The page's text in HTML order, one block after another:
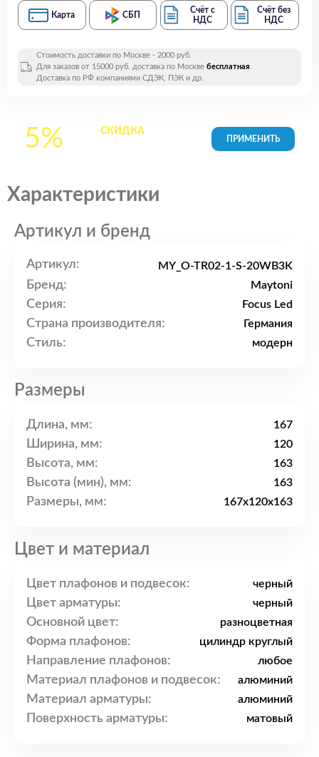
Карта СБП
Счёт с
НДС
Счёт без
НДС
Стоимость доставки по Москве - 2000 руб.
Для заказов от 15000 руб. доставка по Москве бесплатная.
Доставка по РФ компаниями СДЭК, ПЭК и др.
5% СКИДКАна все
Характеристики
Артикул и бренд
Артикул: MY_O-TR02-1-S-20WB3K
Бренд: Maytoni
Серия: Focus Led
Страна производителя: Германия
Стиль: модерн
Размеры
Длина, мм: 167
Ширина, мм: 120
Высота, мм: 163
Высота (мин), мм: 163
Размеры, мм: 167x120x163
Цвет и материал
Цвет плафонов и подвесок: черный
Цвет арматуры: черный
Основной цвет: разноцветная
Форма плафонов: цилиндр круглый
Направление плафонов: любое
Материал плафонов и подвесок: алюминий
Материал арматуры: алюминий
Поверхность арматуры: матовый